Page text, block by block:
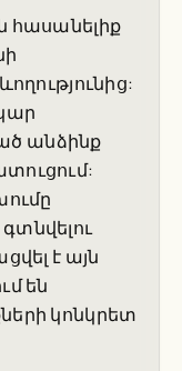
հասանելիք
անձինք
է այն
են
կոնկրետ